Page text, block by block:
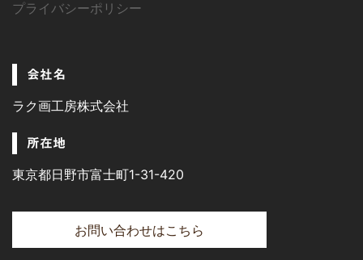
プライバシーポリシー
会社名
ラク画工房株式会社
所在地
東京都日野市富士町1-31-420
お問い合わせはこちら